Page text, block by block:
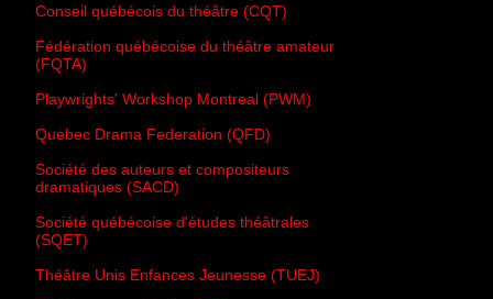
Conseil québécois du théâtre (CQT)
Fédération québécoise du théâtre amateur
(FQTA)
Playwrights' Workshop Montreal (PWM)
Quebec Drama Federation (QFD)
Société des auteurs et compositeurs
dramatiques (SACD)
Société québécoise d'études théâtrales
(SQET)
Théâtre Unis Enfances Jeunesse (TUEJ)